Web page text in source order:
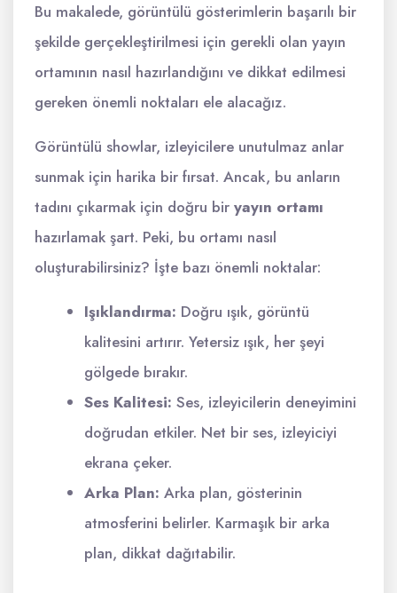
Bu makalede, görüntülü gösterimlerin başarılı bir
şekilde gerçekleştirilmesi için gerekli olan yayın
ortamının nasıl hazırlandığını ve dikkat edilmesi
gereken önemli noktaları ele alacağız.
Görüntülü showlar, izleyicilere unutulmaz anlar
sunmak için harika bir fırsat. Ancak, bu anların
tadını çıkarmak için doğru bir yayın ortamı
hazırlamak şart. Peki, bu ortamı nasıl
oluşturabilirsiniz? İşte bazı önemli noktalar:
Işıklandırma: Doğru ışık, görüntü
kalitesini artırır. Yetersiz ışık, her şeyi
gölgede bırakır.
Ses Kalitesi: Ses, izleyicilerin deneyimini
doğrudan etkiler. Net bir ses, izleyiciyi
ekrana çeker.
Arka Plan: Arka plan, gösterinin
atmosferini belirler. Karmaşık bir arka
plan, dikkat dağıtabilir.